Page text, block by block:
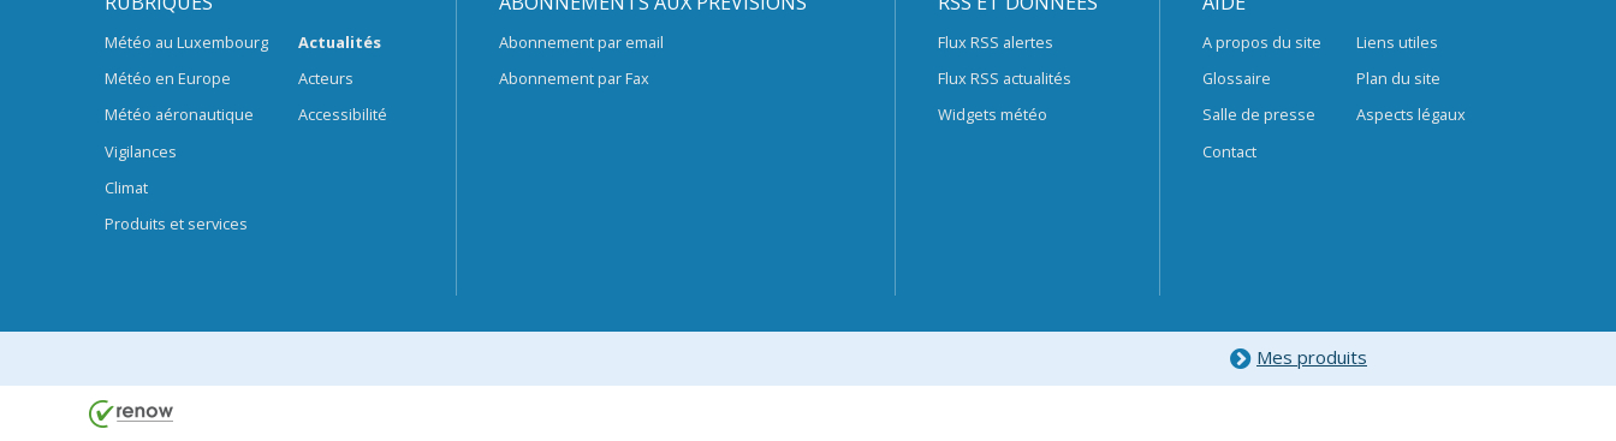
Météo au Luxembourg
Météo en Europe
Météo aéronautique
Vigilances
Climat
Produits et services
Actualités
Acteurs
Accessibilité
Abonnement par email
Abonnement par Fax
Flux RSS alertes
Flux RSS actualités
Widgets météo
A propos du site
Glossaire
Salle de presse
Contact
Liens utiles
Plan du site
Aspects légaux
Mes produits